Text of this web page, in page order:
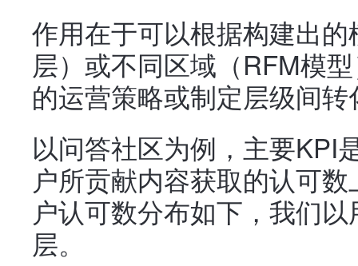
作用在于可以根据构建出
层）或不同区域（RFM模
的运营策略或制定层级间
以问答社区为例，主要KPI
户所贡献内容获取的认可
户认可数分布如下，我们
层。